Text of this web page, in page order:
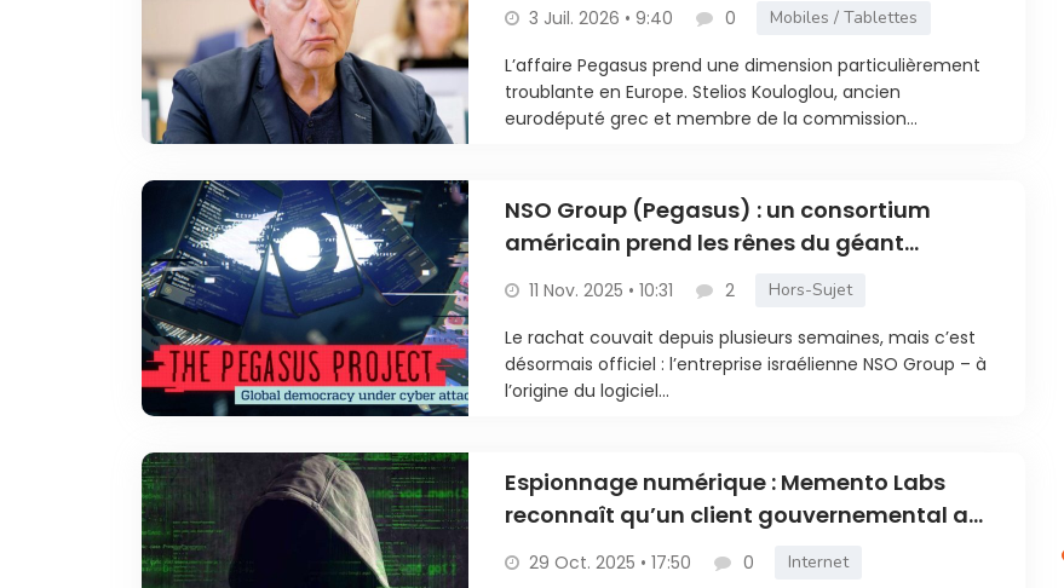
3 Juil. 2026 • 9:40 0 Mobiles / Tablettes
L’affaire Pegasus prend une dimension particulièrement
troublante en Europe. Stelios Kouloglou, ancien
eurodéputé grec et membre de la commission...
NSO Group (Pegasus) : un consortium
américain prend les rênes du géant
11 Nov. 2025 • 10:31 2 Hors-Sujet
Le rachat couvait depuis plusieurs semaines, mais c’est
désormais officiel : l’entreprise israélienne NSO Group – à
l’origine du logiciel...
Espionnage numérique : Memento Labs
reconnaît qu’un client gouvernemental a
29 Oct. 2025 • 17:50 0 Internet